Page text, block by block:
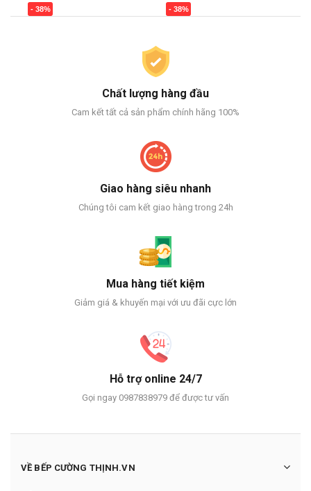
- 38% - 38%
Chất lượng hàng đầu
Cam kết tất cả sản phẩm chính hãng 100%
Giao hàng siêu nhanh
Chúng tôi cam kết giao hàng trong 24h
Mua hàng tiết kiệm
Giảm giá & khuyến mại với ưu đãi cực lớn
Hỗ trợ online 24/7
Gọi ngay 0987838979 để được tư vấn
VỀ BẾP CƯỜNG THỊNH.VN